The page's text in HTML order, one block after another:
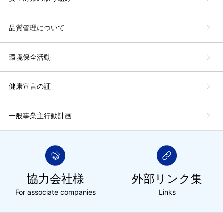
品質管理について
環境保全活動
健康宣言の証
一般事業主行動計画
協力会社様
For associate companies
外部リンク集
Links